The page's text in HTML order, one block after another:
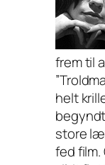
frem til
helt
store
fed